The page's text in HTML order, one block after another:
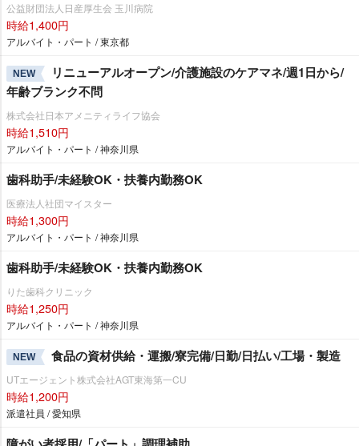
公益財団法人日産厚生会 玉川病院
時給1,400円
アルバイト・パート / 東京都
NEW
リニューアルオープン/介護施設のケアマネ/週1日から/
年齢ブランク不問
株式会社日本アメニティライフ協会
時給1,510円
アルバイト・パート / 神奈川県
歯科助手/未経験OK・扶養内勤務OK
医療法人社団マイスター
時給1,300円
アルバイト・パート / 神奈川県
歯科助手/未経験OK・扶養内勤務OK
りた歯科クリニック
時給1,250円
アルバイト・パート / 神奈川県
NEW 食品の資材供給・運搬/寮完備/日勤/日払い/工場・製造
UTエージェント株式会社AGT東海第一CU
時給1,200円
派遣社員 / 愛知県